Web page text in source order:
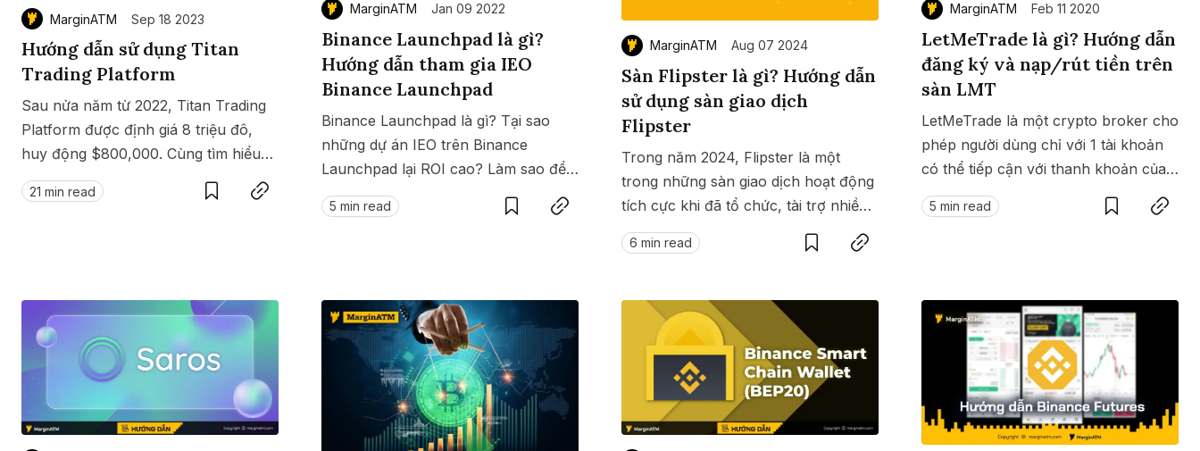
MarginATM Sep 18 2023
Hướng dẫn sử dụng Titan
Trading Platform
Sau nửa năm từ 2022, Titan Trading
Platform được định giá 8 triệu đô,
huy động $800,000. Cùng tìm hiểu
thông tin và cách sử dụng nền tảng
hỗ trợ giao dịch này.
21 min read
Save Copy link
MarginATM Jan 09 2022
Binance Launchpad là gì?
Hướng dẫn tham gia IEO
Binance Launchpad
Binance Launchpad là gì? Tại sao
những dự án IEO trên Binance
Launchpad lại ROI cao? Làm sao để
tham gia IEO, cùng tìm hiểu trong bài
viết này.
5 min read
SaveCopy link
MarginATM Aug 07 2024
Sàn Flipster là gì? Hướng dẫn
sử dụng sàn giao dịch
Flipster
Trong năm 2024, Flipster là một
trong những sàn giao dịch hoạt động
tích cực khi đã tổ chức, tài trợ nhiều
sự kiện. Dự án còn lọt top những sàn
có khối lượng giao dịch lớn nhất
Flipster tại đây.
6 min read
Save Copy link
MarginATM Feb 11 2020
LetMeTrade là gì? Hướng dẫn
đăng ký và nạp/rút tiền trên
sàn LMT
LetMeTrade là một crypto broker cho
phép người dùng chỉ với 1 tài khoản
có thể tiếp cận với thanh khoản của
nhiều sàn lớn khác. Hôm nay mình
sẽ hướng dẫn anh em đăng ký và
5 min read
SaveCopy link